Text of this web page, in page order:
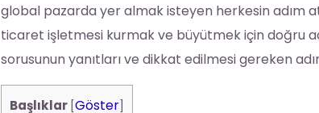
global pazarda yer almak isteyen herkesin adım
ticaret işletmesi kurmak ve büyütmek için doğru
sorusunun yanıtları ve dikkat edilmesi gereken
Başlıklar [Göster]